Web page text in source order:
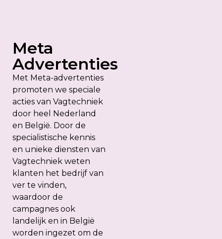
Meta
Advertenties
Met Meta-advertenties
promoten we speciale
acties van Vagtechniek
door heel Nederland
en België. Door de
specialistische kennis
en unieke diensten van
Vagtechniek weten
klanten het bedrijf van
ver te vinden,
waardoor de
campagnes ook
landelijk en in België
worden ingezet om de